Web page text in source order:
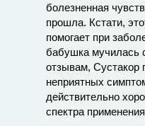
болезненная
прошла. Кстати,
помогает при
бабушка мучилась
отзывам, Сустакор
неприятных
действительно
спектра